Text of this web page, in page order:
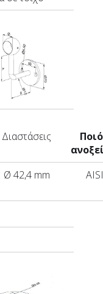
Διαστάσεις
Ø 42,4 mm